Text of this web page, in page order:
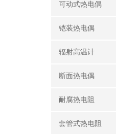
可动式热电偶
铠装热电偶
辐射高温计
断面热电偶
耐腐热电阻
套管式热电阻